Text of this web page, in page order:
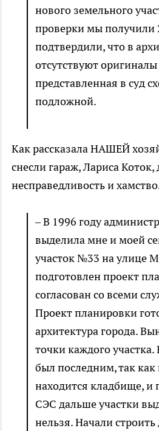
нового земельного
проверки мы получили
подтвердили, что в
отсутствуют
представленная в суд
подложной.
Как рассказала НАШЕЙ
снесли гараж, Лариса Коток,
несправедливость и
– В 1996 году
выделила мне и моей
участок №33 на улице
подготовлен проект
согласован со всеми
Проект планировки
архитектура города.
точки каждого
был последним, так как
находится кладбище,
СЭС дальше участки
нельзя. Начали